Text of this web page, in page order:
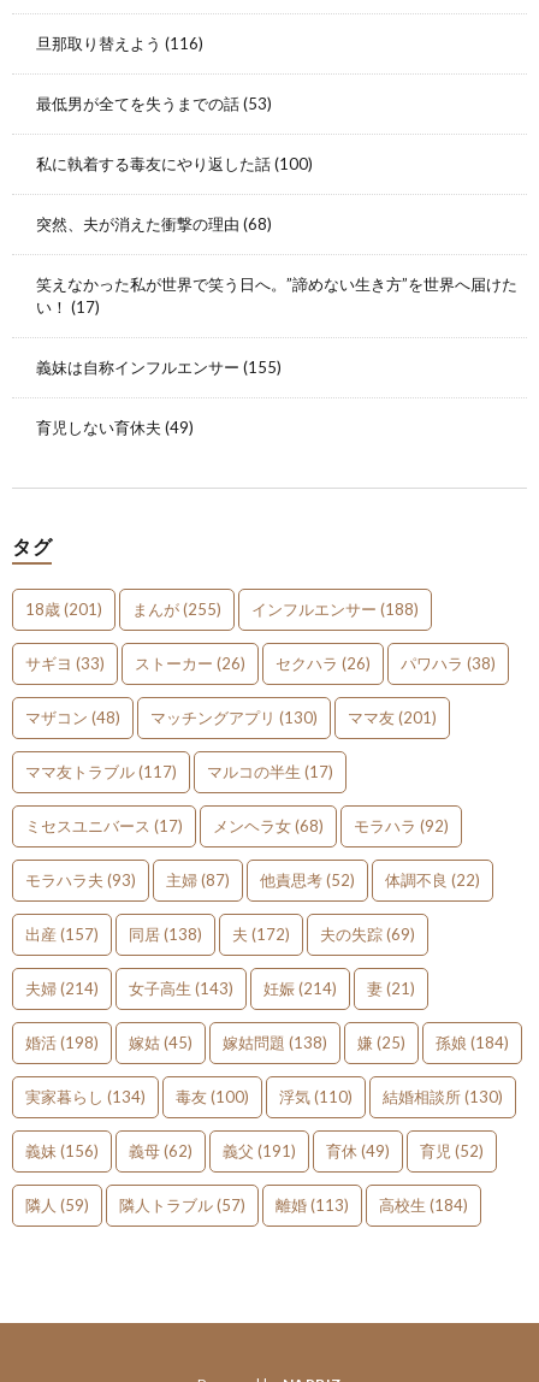
旦那取り替えよう (116)
最低男が全てを失うまでの話(53)
私に執着する毒友にやり返した話(100)
突然、夫が消えた衝撃の理由 (68)
笑えなかった私が世界で笑う日へ。”諦めない生き方”を世界へ届けた
い！ (17)
義妹は自称インフルエンサー (155)
育児しない育休夫 (49)
タグ
18歳(201) まんが(255) インフルエンサー (188)
サギヨ (33) ストーカー (26) セクハラ (26) パワハラ (38)
マザコン (48) マッチングアプリ (130) ママ友(201)
ママ友トラブル(117) マルコの半生 (17)
ミセスユニバース (17) メンヘラ女(68) モラハラ (92)
モラハラ夫 (93) 主婦(87) 他責思考(52) 体調不良 (22)
出産 (157) 同居(138) 夫 (172) 夫の失踪(69)
夫婦(214) 女子高生 (143) 妊娠(214) 妻(21)
婚活(198) 嫁姑(45) 嫁姑問題 (138) 嫌 (25) 孫娘 (184)
実家暮らし (134) 毒友(100) 浮気(110) 結婚相談所(130)
義妹(156) 義母(62) 義父 (191) 育休 (49) 育児(52)
隣人 (59) 隣人トラブル(57) 離婚(113) 高校生 (184)